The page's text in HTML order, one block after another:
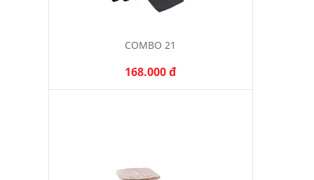
COMBO 21
168.000 đ